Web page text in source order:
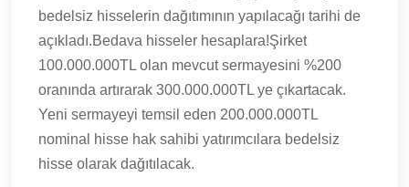
bedelsiz hisselerin dağıtımının yapılacağı tarihi de
açıkladı.Bedava hisseler hesaplara!Şirket
100.000.000TL olan mevcut sermayesini %200
oranında artırarak 300.000.000TL ye çıkartacak.
Yeni sermayeyi temsil eden 200.000.000TL
nominal hisse hak sahibi yatırımcılara bedelsiz
hisse olarak dağıtılacak.